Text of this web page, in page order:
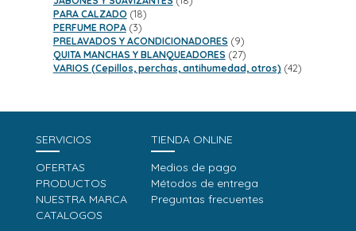
PARA CALZADO 1818
PERFUME ROPA 33
productos
PRELAVADOS Y ACONDICIONADORES 99
productos
QUITA MANCHAS Y BLANQUEADORES 2727
productos
VARIOS (Cepillos, perchas, antihumedad, otros) 4242
SERVICIOS
OFERTAS
PRODUCTOS
NUESTRA MARCA
CATALOGOS
TIENDA ONLINE
Medios de pago
Métodos de entrega
Preguntas frecuentes